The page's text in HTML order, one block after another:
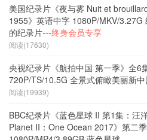
美国纪录片《夜与雾 Nuit et
1955》英语中字 1080P/MKV/3.27G
的纪录片---终身会员专享
阅读(17630)
央视纪录片《航拍中国 第一季》全6
720P/TS/10.5G 全景式俯瞰美丽新中
阅读(19939)
BBC纪录片《蓝色星球 II 第1集：汪
Planet II：One Ocean 2017》第二